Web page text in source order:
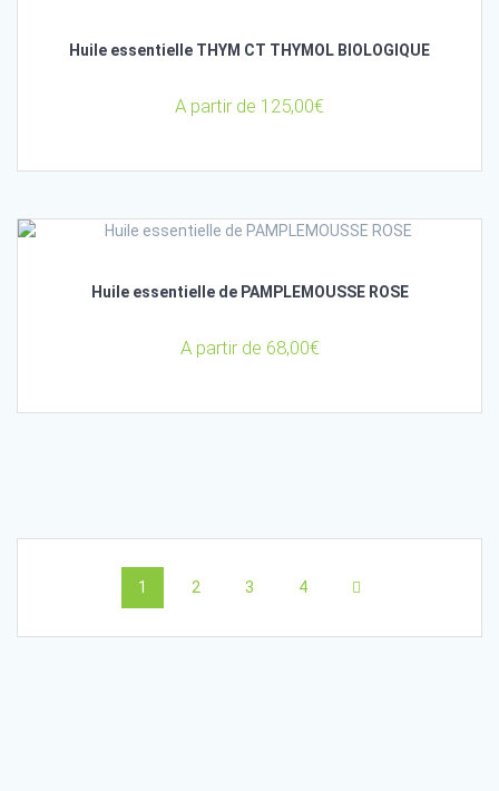
Huile essentielle THYM CT THYMOL BIOLOGIQUE
A partir de 125,00€
Huile essentielle de PAMPLEMOUSSE ROSE
A partir de 68,00€
navigation
Page
1 Page
2 Page
3 Page
4